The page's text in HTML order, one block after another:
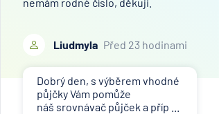
Liudmyla Před 23 hodinami
Dobrý den, s výběrem vhodné
půjčky Vám pomůže
náš srovnávač půjček a příp ...